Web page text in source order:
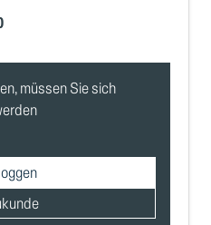
müssen Sie sich